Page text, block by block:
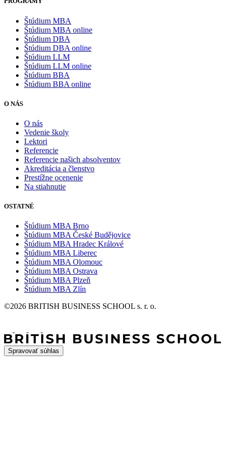
Štúdium MBA
Štúdium MBA online
Štúdium DBA
Štúdium DBA online
Štúdium LLM
Štúdium LLM online
Štúdium BBA
Štúdium BBA online
O NÁS
O nás
Vedenie školy
Lektori
Referencie
Referencie našich absolventov
Akreditácia a členstvo
Prestížne ocenenie
Na stiahnutie
OSTATNÉ
Štúdium MBA Brno
Štúdium MBA České Budějovice
Štúdium MBA Hradec Králové
Štúdium MBA Liberec
Štúdium MBA Olomouc
Štúdium MBA Ostrava
Štúdium MBA Plzeň
Štúdium MBA Zlín
©2026 BRITISH BUSINESS SCHOOL s. r. o.
Spravovať súhlas